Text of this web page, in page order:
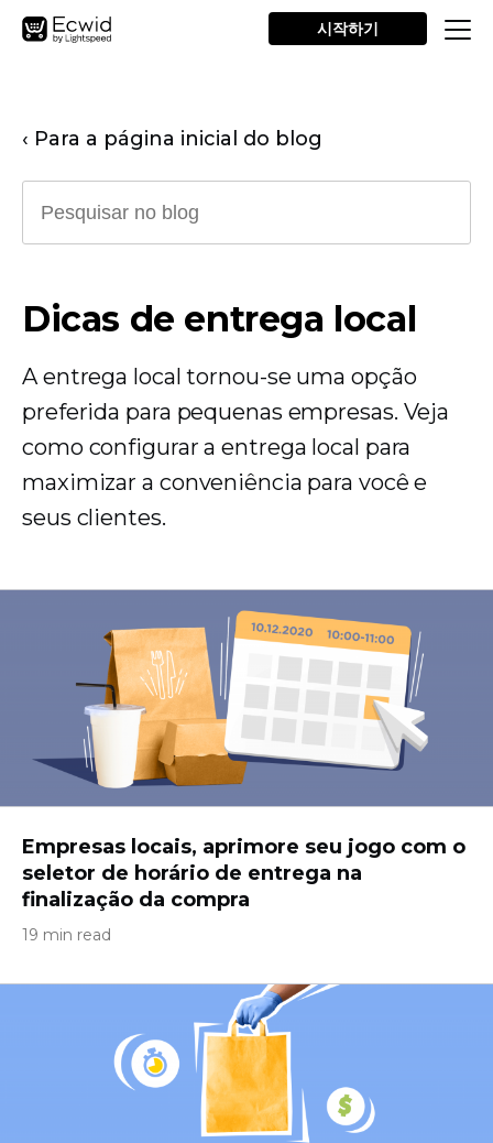
시작하기
‹ Para a página inicial do blog
Dicas de entrega local
A entrega local tornou-se uma opção
preferida para pequenas empresas. Veja
como configurar a entrega local para
maximizar a conveniência para você e
seus clientes.
Empresas locais, aprimore seu jogo com o
seletor de horário de entrega na
finalização da compra
19 min read